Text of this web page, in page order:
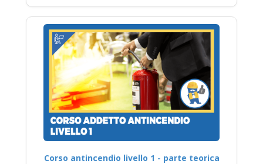
Corso antincendio livello 1 - parte teorica